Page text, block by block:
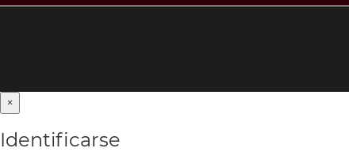
×
Identificarse